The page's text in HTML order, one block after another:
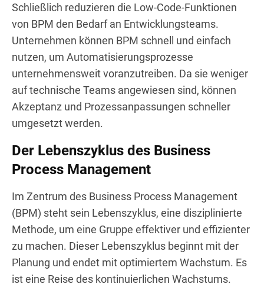
Schließlich reduzieren die Low-Code-Funktionen
von BPM den Bedarf an Entwicklungsteams.
Unternehmen können BPM schnell und einfach
nutzen, um Automatisierungsprozesse
unternehmensweit voranzutreiben. Da sie weniger
auf technische Teams angewiesen sind, können
Akzeptanz und Prozessanpassungen schneller
umgesetzt werden.
Der Lebenszyklus des Business
Process Management
Im Zentrum des Business Process Management
(BPM) steht sein Lebenszyklus, eine disziplinierte
Methode, um eine Gruppe effektiver und effizienter
zu machen. Dieser Lebenszyklus beginnt mit der
Planung und endet mit optimiertem Wachstum. Es
ist eine Reise des kontinuierlichen Wachstums.